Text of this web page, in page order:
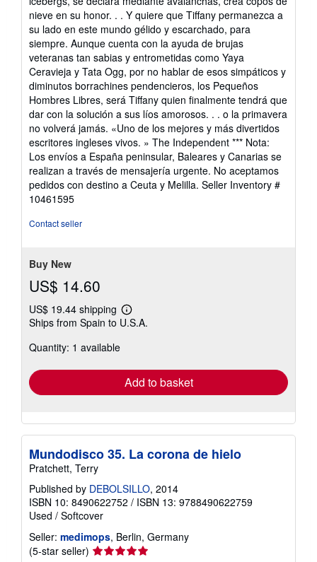
stars
nieve en su honor. . . Y quiere que Tiffany permanezca a
su lado en este mundo gélido y escarchado, para
siempre. Aunque cuenta con la ayuda de brujas
veteranas tan sabias y entrometidas como Yaya
Ceravieja y Tata Ogg, por no hablar de esos simpáticos y
diminutos borrachines pendencieros, los Pequeños
Hombres Libres, será Tiffany quien finalmente tendrá que
dar con la solución a sus líos amorosos. . . o la primavera
no volverá jamás. «Uno de los mejores y más divertidos
escritores ingleses vivos. » The Independent *** Nota:
Los envíos a España peninsular, Baleares y Canarias se
realizan a través de mensajería urgente. No aceptamos
pedidos con destino a Ceuta y Melilla. Seller Inventory #
10461595
Contact seller
Buy New
US$ 14.60
US$ 19.44 shipping
Learn
more
Ships from Spain to U.S.A.
Quantity: 1 available
Add to basket
Mundodisco 35. La corona de hielo
Pratchett, Terry
Published by DEBOLSILLO, 2014
ISBN 10: 8490622752 / ISBN 13: 9788490622759
Used / Softcover
Seller: medimops, Berlin, Germany
(5-star seller) Seller